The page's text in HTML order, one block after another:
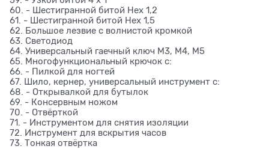
60. - Шестигранной битой Hex 1,2
61. - Шестигранной битой Hex 1,5
62. Большое лезвие с волнистой кромкой
63. Светодиод
64. Универсальный гаечный ключ M3, M4, M5
65. Многофункциональный крючок с:
66. - Пилкой для ногтей
67. Шило, кернер, универсальный инструмент с:
68. - Открывалкой для бутылок
69. - Консервным ножом
70. - Отвёрткой
71. - Инструментом для снятия изоляции
72. Инструмент для вскрытия часов
73. Тонкая отвёртка